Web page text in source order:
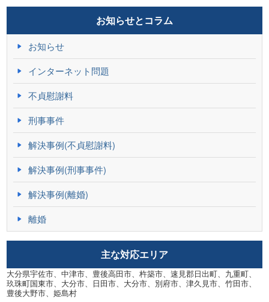
お知らせとコラム
お知らせ
インターネット問題
不貞慰謝料
刑事事件
解決事例(不貞慰謝料)
解決事例(刑事事件)
解決事例(離婚)
離婚
主な対応エリア
大分県宇佐市、中津市、豊後高田市、杵築市、速見郡日出町、九重町、
玖珠町国東市、大分市、日田市、大分市、別府市、津久見市、竹田市、
豊後大野市、姫島村